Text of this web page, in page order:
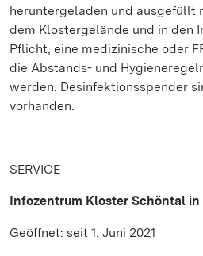
heruntergeladen und ausgefüllt
dem Klostergelände und in den
Pflicht, eine medizinische oder
die Abstands- und
werden. Desinfektionsspender
vorhanden.
SERVICE
Infozentrum Kloster Schöntal
Geöffnet: seit 1. Juni 2021